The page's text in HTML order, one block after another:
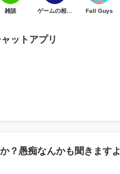
雑談 Fall Guys
ットアプリ
？愚痴なんかも聞きます